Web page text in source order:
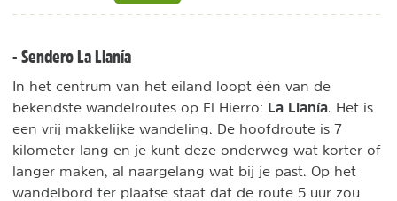
- Sendero La Llanía
In het centrum van het eiland loopt één van de
bekendste wandelroutes op El Hierro: La Llanía. Het is
een vrij makkelijke wandeling. De hoofdroute is 7
kilometer lang en je kunt deze onderweg wat korter of
langer maken, al naargelang wat bij je past. Op het
wandelbord ter plaatse staat dat de route 5 uur zou